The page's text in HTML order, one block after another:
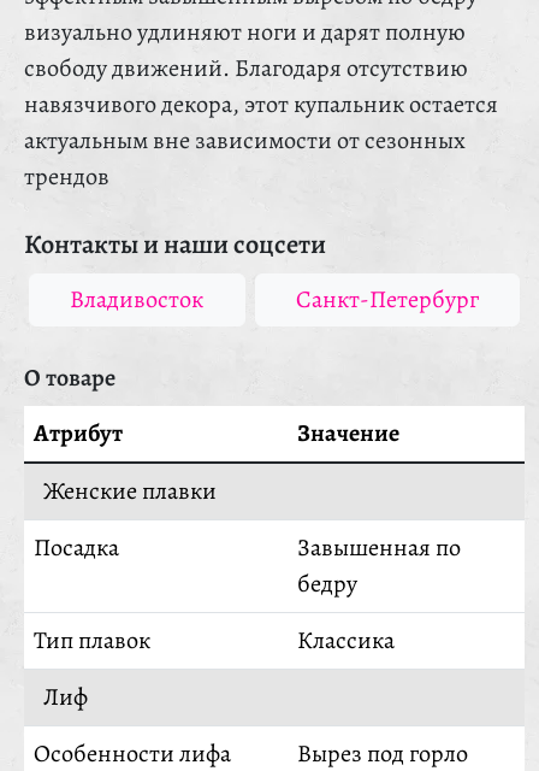
визуально удлиняют ноги и дарят полную
свободу движений. Благодаря отсутствию
навязчивого декора, этот купальник остается
актуальным вне зависимости от сезонных
трендов
Контакты и наши соцсети
Владивосток Санкт-Петербург
О товаре
Атрибут
Значение
Женские плавки
Посадка
Завышенная по
бедру
Тип плавок
Классика
Лиф
Особенности лифа
Вырез под горло